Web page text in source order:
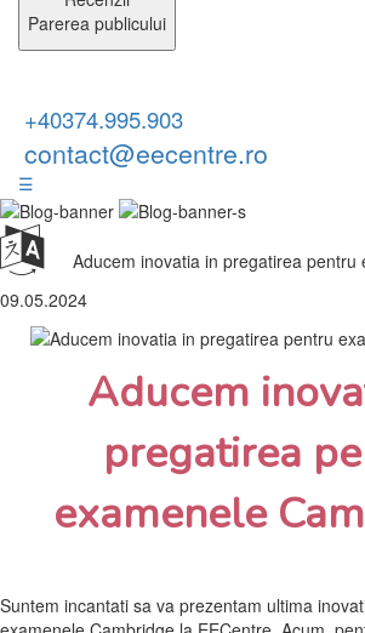
Parerea publicului
+40374.995.903
contact@eecentre.ro
☰
Aducem inovatia in pregatirea pentru
09.05.2024
Aducem
pregatirea
examenele
Suntem incantati sa va prezentam ultima